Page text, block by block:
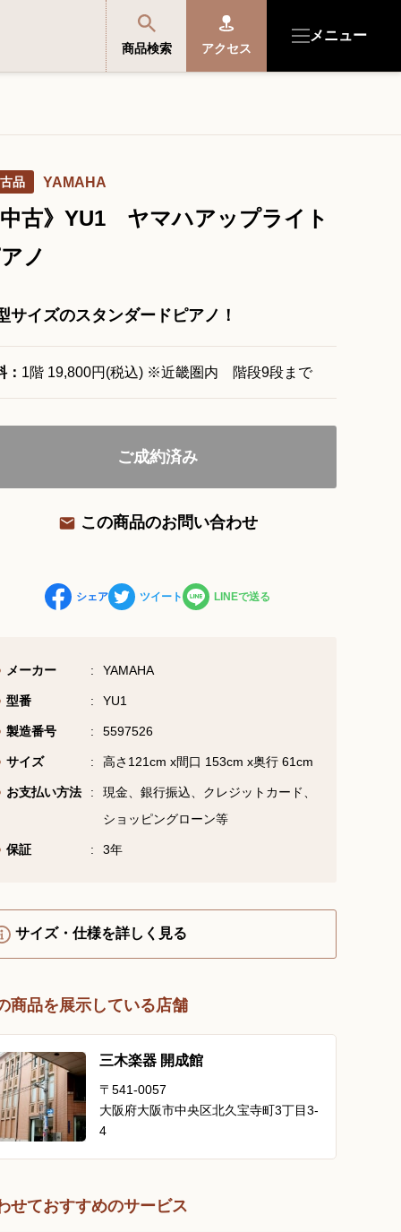
商品検索 アクセス
メニュー
便利なサービス
音楽教室・イベント情報
サポート・購入特典
お問い合わせ総合窓口
06-6252-0432
受付時間 10:00～19:00 (水曜定休)
大阪・本町のピアノ専門店
〒541-0057
YouTube 公式チャンネル
サートなど動画で発信中！
品 YAMAHA
古》YU1 ヤマハアップライト
ノ
サイズのスタンダードピアノ！
： 1階 19,800円(税込) ※近畿圏内 階段9段まで
ご成約済み
この商品のお問い合わせ
シェア ツイート LINEで送る
メーカー YAMAHA
型番 YU1
製造番号 5597526
サイズ 高さ121cm x間口 153cm x奥行 61cm
お支払い方法
現金、銀行振込、クレジットカード、
ショッピングローン等
保証 3年
サイズ・仕様を詳しく見る
商品を展示している店舗
三木楽器 開成館
〒541-0057
大阪府大阪市中央区北久宝寺町3丁目3-
4
せておすすめのサービス